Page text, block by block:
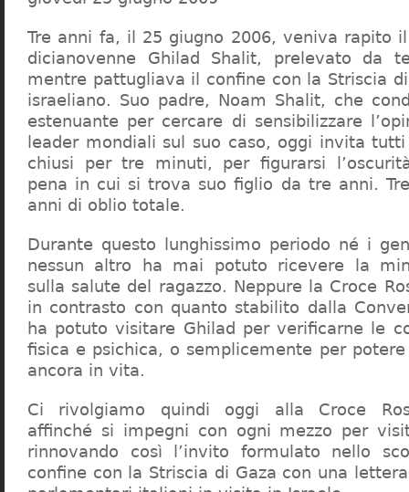
Tre anni fa, il 25 giugno 2006, veniva rapito
dicianovenne Ghilad Shalit, prelevato da
mentre pattugliava il confine con la Striscia
israeliano. Suo padre, Noam Shalit, che
estenuante per cercare di sensibilizzare
leader mondiali sul suo caso, oggi invita
chiusi per tre minuti, per figurarsi
pena in cui si trova suo figlio da tre anni.
anni di oblio totale.
Durante questo lunghissimo periodo né i
nessun altro ha mai potuto ricevere la
sulla salute del ragazzo. Neppure la Croce
in contrasto con quanto stabilito dalla
ha potuto visitare Ghilad per verificarne le
fisica e psichica, o semplicemente per
ancora in vita.
Ci rivolgiamo quindi oggi alla Croce
affinché si impegni con ogni mezzo per
rinnovando così l’invito formulato nello
confine con la Striscia di Gaza con una